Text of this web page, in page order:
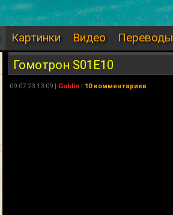
Картинки Видео Переводы
Гомотрон S01E10
09.07.23 13:09 | Goblin | 10 комментариев